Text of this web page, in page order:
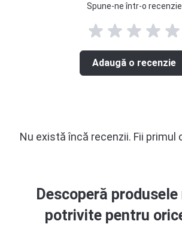
Spune-ne într-o recenzie
Adaugă o recenzie
Nu există încă recenzii. Fii primul
Descoperă
potrivite pentru